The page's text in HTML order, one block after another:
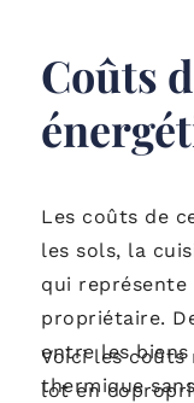
Coûts
Les coûts de
les sols, la
qui représente
propriétaire.
entre les biens
thermique
Voici les coûts
lot en